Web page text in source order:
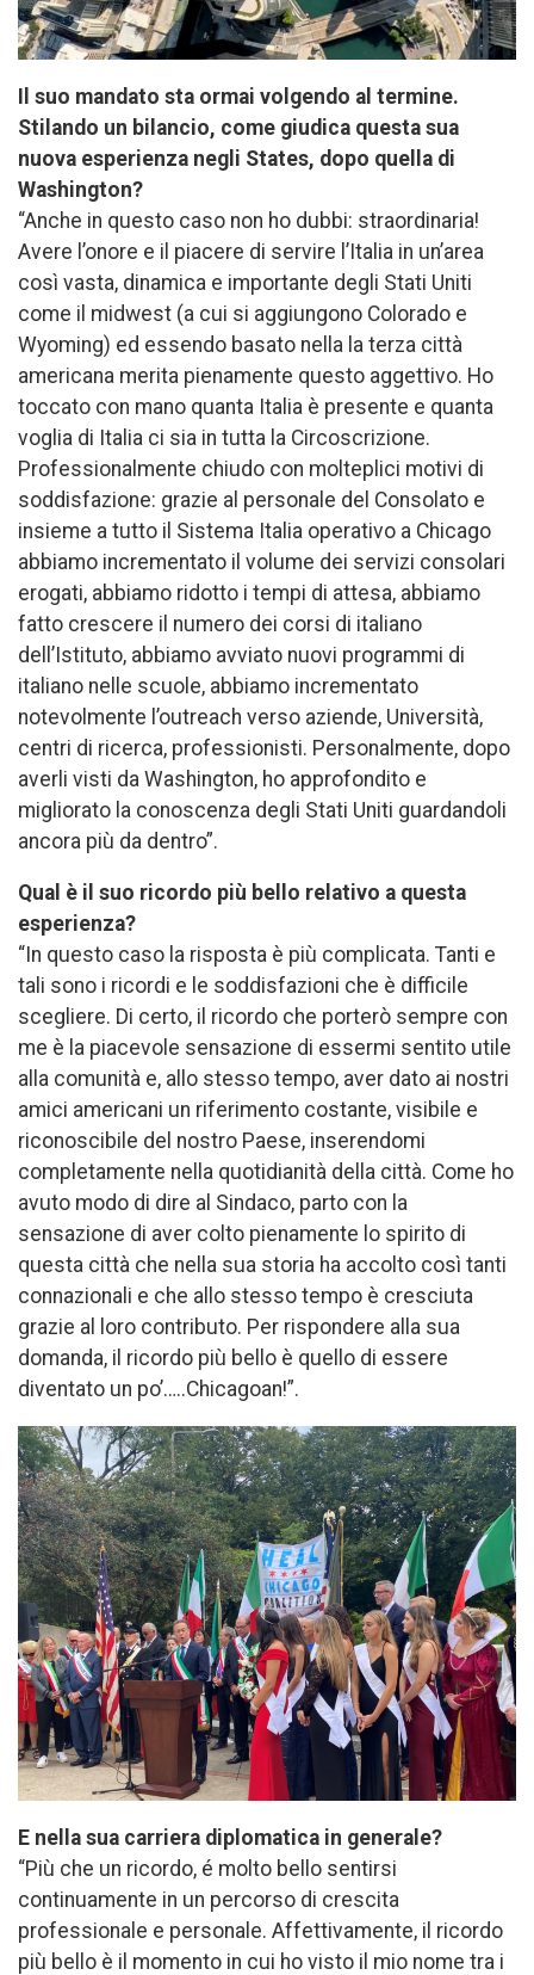
Il suo mandato sta ormai volgendo al termine.
Stilando un bilancio, come giudica questa sua
nuova esperienza negli States, dopo quella di
Washington?
“Anche in questo caso non ho dubbi: straordinaria!
Avere l’onore e il piacere di servire l’Italia in un’area
così vasta, dinamica e importante degli Stati Uniti
come il midwest (a cui si aggiungono Colorado e
Wyoming) ed essendo basato nella la terza città
americana merita pienamente questo aggettivo. Ho
toccato con mano quanta Italia è presente e quanta
voglia di Italia ci sia in tutta la Circoscrizione.
Professionalmente chiudo con molteplici motivi di
soddisfazione: grazie al personale del Consolato e
insieme a tutto il Sistema Italia operativo a Chicago
abbiamo incrementato il volume dei servizi consolari
erogati, abbiamo ridotto i tempi di attesa, abbiamo
fatto crescere il numero dei corsi di italiano
dell’Istituto, abbiamo avviato nuovi programmi di
italiano nelle scuole, abbiamo incrementato
notevolmente l’outreach verso aziende, Università,
centri di ricerca, professionisti. Personalmente, dopo
averli visti da Washington, ho approfondito e
migliorato la conoscenza degli Stati Uniti guardandoli
ancora più da dentro”.
Qual è il suo ricordo più bello relativo a questa
esperienza?
“In questo caso la risposta è più complicata. Tanti e
tali sono i ricordi e le soddisfazioni che è difficile
scegliere. Di certo, il ricordo che porterò sempre con
me è la piacevole sensazione di essermi sentito utile
alla comunità e, allo stesso tempo, aver dato ai nostri
amici americani un riferimento costante, visibile e
riconoscibile del nostro Paese, inserendomi
completamente nella quotidianità della città. Come ho
avuto modo di dire al Sindaco, parto con la
sensazione di aver colto pienamente lo spirito di
questa città che nella sua storia ha accolto così tanti
connazionali e che allo stesso tempo è cresciuta
grazie al loro contributo. Per rispondere alla sua
domanda, il ricordo più bello è quello di essere
diventato un po’…..Chicagoan!”.
E nella sua carriera diplomatica in generale?
“Più che un ricordo, é molto bello sentirsi
continuamente in un percorso di crescita
professionale e personale. Affettivamente, il ricordo
più bello è il momento in cui ho visto il mio nome tra i